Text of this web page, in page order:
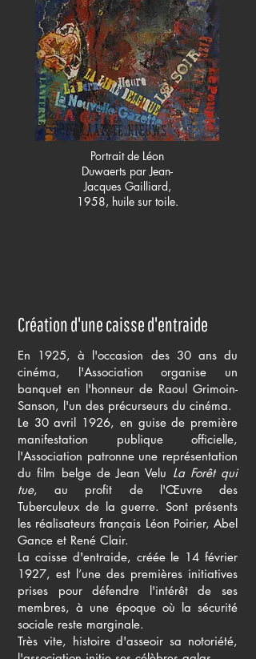
Portrait de Léon
Duwaerts par Jean-
Jacques Gailliard,
1958, huile sur toile.
Création d'une caisse d'entraide
En 1925, à l'occasion des 30 ans du
cinéma, l'Association organise un
banquet en l'honneur de Raoul Grimoin-
Sanson, l'un des précurseurs du cinéma.
Le 30 avril 1926, en guise de première
manifestation publique officielle,
l'Association patronne une représentation
du film belge de Jean Velu La Forêt qui
tue, au profit de l'Œuvre des
Tuberculeux de la guerre. Sont présents
les réalisateurs français Léon Poirier, Abel
Gance et René Clair.
La caisse d'entraide, créée le 14 février
1927, est l’une des premières initiatives
prises pour défendre l'intérêt de ses
membres, à une époque où la sécurité
sociale reste marginale.
Très vite, histoire d'asseoir sa notoriété,